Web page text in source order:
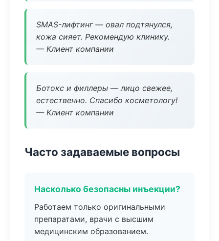
SMAS-лифтинг — овал подтянулся,
кожа сияет. Рекомендую клинику.
— Клиент компании
Ботокс и филлеры — лицо свежее,
естественно. Спасибо косметологу!
— Клиент компании
Часто задаваемые вопросы
Насколько безопасны инъекции?
Работаем только оригинальными
препаратами, врачи с высшим
медицинским образованием.